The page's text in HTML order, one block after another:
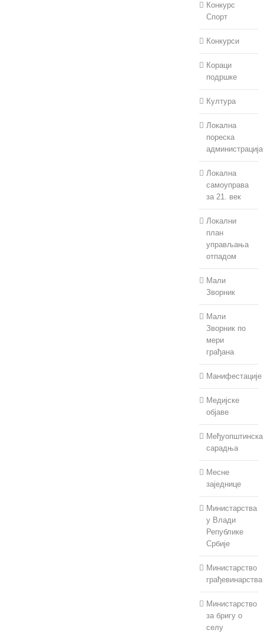
Конкурс
Спорт
Конкурси
Кораци
подршке
Култура
Локална
пореска
администрација
Локална
самоуправа
за 21. век
Локални
план
управљања
отпадом
Мали
Зворник
Мали
Зворник по
мери
грађана
Манифестације
Медијске
објаве
Међуопштинска
сарадња
Месне
заједнице
Министарства
у Влади
Републике
Србије
Министарство
грађевинарства
Министарство
за бригу о
селу